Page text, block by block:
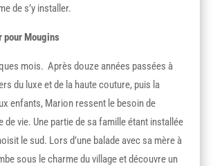
de s’y installer.
pour Mougins
mois. Après douze années passées à
du luxe et de la haute couture, puis la
enfants, Marion ressent le besoin de
de vie. Une partie de sa famille étant installée
le sud. Lors d’une balade avec sa mère à
sous le charme du village et découvre un